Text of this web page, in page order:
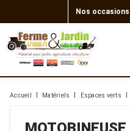
Nos occasions
Accueil Matériels Espaces verts